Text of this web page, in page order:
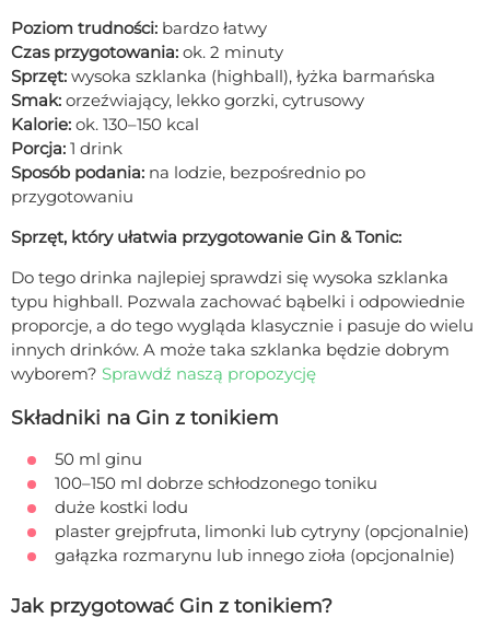
Poziom trudności: bardzo łatwy
Czas przygotowania: ok. 2 minuty
Sprzęt: wysoka szklanka (highball), łyżka barmańska
Smak: orzeźwiający, lekko gorzki, cytrusowy
Kalorie: ok. 130–150 kcal
Porcja: 1 drink
Sposób podania: na lodzie, bezpośrednio po
przygotowaniu
Sprzęt, który ułatwia przygotowanie Gin & Tonic:
Do tego drinka najlepiej sprawdzi się wysoka szklanka
typu highball. Pozwala zachować bąbelki i odpowiednie
proporcje, a do tego wygląda klasycznie i pasuje do wielu
innych drinków. A może taka szklanka będzie dobrym
wyborem? Sprawdź naszą propozycję
Składniki na Gin z tonikiem
50 ml ginu
100–150 ml dobrze schłodzonego toniku
duże kostki lodu
plaster grejpfruta, limonki lub cytryny (opcjonalnie)
gałązka rozmarynu lub innego zioła (opcjonalnie)
Jak przygotować Gin z tonikiem?